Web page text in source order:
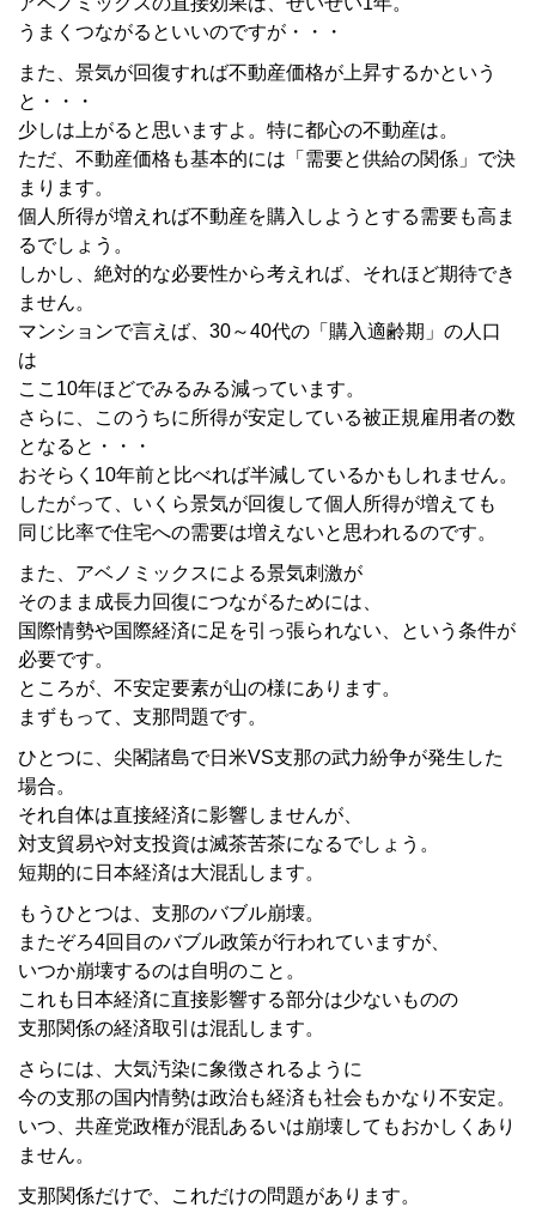
うまくつながるといいのですが・・・
また、景気が回復すれば不動産価格が上昇するかという
と・・・
少しは上がると思いますよ。特に都心の不動産は。
ただ、不動産価格も基本的には「需要と供給の関係」で決
まります。
個人所得が増えれば不動産を購入しようとする需要も高ま
るでしょう。
しかし、絶対的な必要性から考えれば、それほど期待でき
ません。
マンションで言えば、30～40代の「購入適齢期」の人口
は
ここ10年ほどでみるみる減っています。
さらに、このうちに所得が安定している被正規雇用者の数
となると・・・
おそらく10年前と比べれば半減しているかもしれません。
したがって、いくら景気が回復して個人所得が増えても
同じ比率で住宅への需要は増えないと思われるのです。
また、アベノミックスによる景気刺激が
そのまま成長力回復につながるためには、
国際情勢や国際経済に足を引っ張られない、という条件が
必要です。
ところが、不安定要素が山の様にあります。
まずもって、支那問題です。
ひとつに、尖閣諸島で日米VS支那の武力紛争が発生した
場合。
それ自体は直接経済に影響しませんが、
対支貿易や対支投資は滅茶苦茶になるでしょう。
短期的に日本経済は大混乱します。
もうひとつは、支那のバブル崩壊。
またぞろ4回目のバブル政策が行われていますが、
いつか崩壊するのは自明のこと。
これも日本経済に直接影響する部分は少ないものの
支那関係の経済取引は混乱します。
さらには、大気汚染に象徴されるように
今の支那の国内情勢は政治も経済も社会もかなり不安定。
いつ、共産党政権が混乱あるいは崩壊してもおかしくあり
ません。
支那関係だけで、これだけの問題があります。